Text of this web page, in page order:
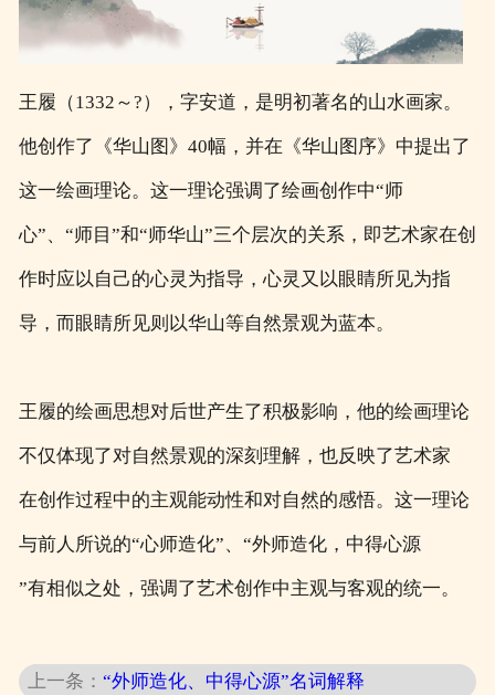
王履（1332～?），字安道，是明初著名的山水画家。
他创作了《华山图》40幅，并在《华山图序》中提出了
这一绘画理论。这一理论强调了绘画创作中“师
心”、“师目”和“师华山”三个层次的关系，即艺术家在创
作时应以自己的心灵为指导，心灵又以眼睛所见为指
导，而眼睛所见则以华山等自然景观为蓝本。
王履的绘画思想对后世产生了积极影响，他的绘画理论
不仅体现了对自然景观的深刻理解，也反映了艺术家
在创作过程中的主观能动性和对自然的感悟。这一理论
与前人所说的“心师造化”、“外师造化，中得心源
”有相似之处，强调了艺术创作中主观与客观的统一。
上一条：“外师造化、中得心源”名词解释